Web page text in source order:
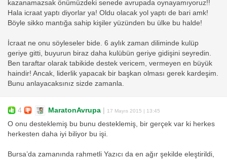
kazanamazsak önümüzdeki senede avrupada oynayamıyoruz!!
Hala icraat yaptı diyorlar ya! Oldu olacak yol yaptı de bari amk!
Böyle sikko mantığa sahip kişiler yüzünden bu ülke bu halde!
İcraat ne onu söyleseler bide. 6 aylık zaman diliminde kulüp
geriye gitti, buyurun biraz daha kulübün geriye gidişini seyredin.
Ben taraftar olarak tabikide destek vericem, vermeyen en büyük
haindir! Ancak, liderlik yapacak bir başkan olması gerek kardeşim.
Bunu anlayacaksınız sizde zamanla.
4 MaratonAvrupa 17 Mayıs 2015 | 13:45
O onu desteklemiş bu bunu desteklemiş, bir gerçek var ki herkes
herkesten daha iyi biliyor bu işi.
Bursa’da zamanında rahmetli Yazıcı da en ağır şekilde eleştirildi,